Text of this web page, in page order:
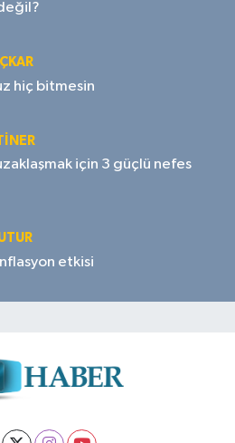
hiç bitmesin
için 3 güçlü nefes
etkisi